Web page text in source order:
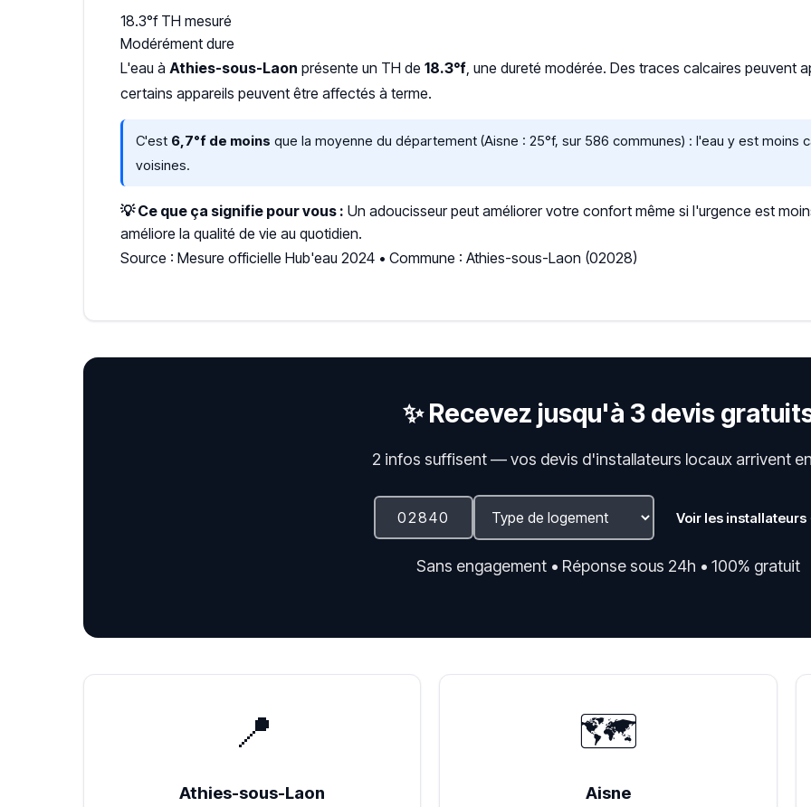
18.3°f TH mesuré
Modérément dure
L'eau à Athies-sous-Laon présente un TH de 18.3°f, une dureté modérée. Des traces calcaires peuvent
certains appareils peuvent être affectés à terme.
C'est 6,7°f de moins que la moyenne du département (Aisne : 25°f, sur 586 communes) : l'eau y est moins
voisines.
💡 Ce que ça signifie pour vous : Un adoucisseur peut améliorer votre confort même si l'urgence est
améliore la qualité de vie au quotidien.
Source : Mesure officielle Hub'eau 2024 • Commune : Athies-sous-Laon (02028)
✨ Recevez jusqu'à 3 devis
2 infos suffisent — vos devis d'installateurs locaux arrivent
Voir les
Sans engagement • Réponse sous 24h • 100% gratuit
📍
Athies-sous-Laon
🗺️
Aisne